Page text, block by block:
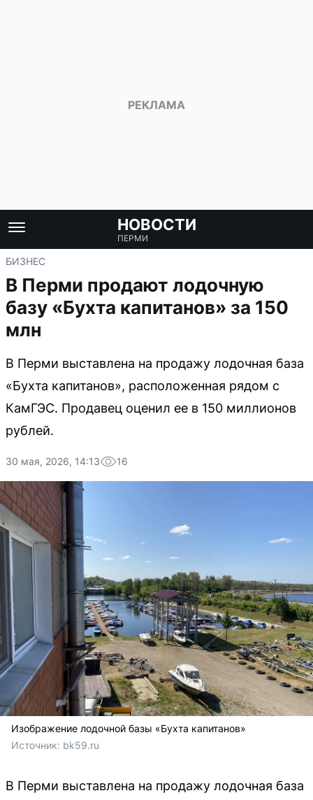
НОВОСТИ
ПЕРМИ
БИЗНЕС
В Перми продают лодочную
базу «Бухта капитанов» за 150
млн
В Перми выставлена на продажу лодочная база
«Бухта капитанов», расположенная рядом с
КамГЭС. Продавец оценил ее в 150 миллионов
рублей.
30 мая, 2026, 14:13 16
Изображение лодочной базы «Бухта капитанов»
Источник: bk59.ru
В Перми выставлена на продажу лодочная база